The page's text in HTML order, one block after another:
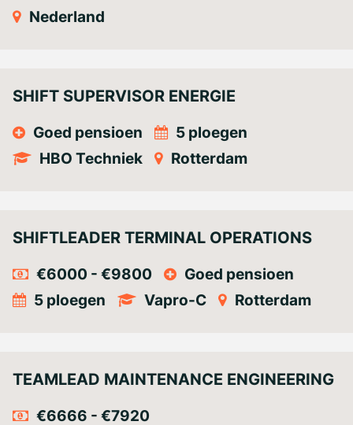
Nederland
SHIFT SUPERVISOR ENERGIE
Goed pensioen
5 ploegen
HBO Techniek
Rotterdam
SHIFTLEADER TERMINAL OPERATIONS
€6000 - €9800
Goed pensioen
5 ploegen
Vapro-C Rotterdam
TEAMLEAD MAINTENANCE ENGINEERING
€6666 - €7920